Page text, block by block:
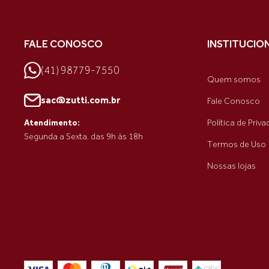
FALE CONOSCO
(41) 98779-7550
sac@zutti.com.br
Atendimento:
Segunda a Sexta. das 9h às 18h
Quem somos
Fale Conosco
Política de
Termos de Uso
Nossas lojas